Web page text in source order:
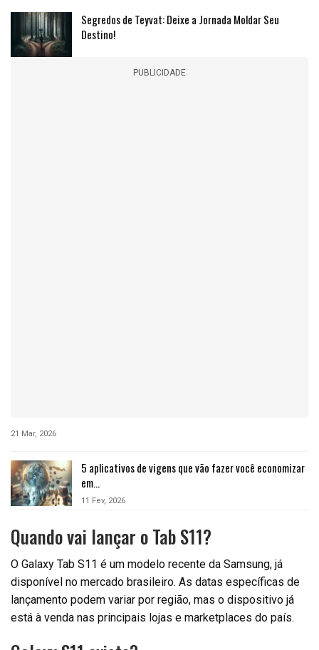
Segredos de Teyvat: Deixe a Jornada Moldar Seu
Destino!
PUBLICIDADE
21 Mar, 2026
5 aplicativos de vigens que vão fazer você economizar
em…
11 Fev, 2026
Quando vai lançar o Tab S11?
O Galaxy Tab S11 é um modelo recente da Samsung, já
disponível no mercado brasileiro. As datas específicas de
lançamento podem variar por região, mas o dispositivo já
está à venda nas principais lojas e marketplaces do país.